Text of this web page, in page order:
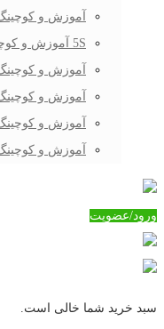
آموزش و
5S آموزش و کوچینگ آراستگی محیط کار
آموزش و
آموزش و
آموزش و
آموزش و
ورود/عضویت
سبد خرید شما خالی است.